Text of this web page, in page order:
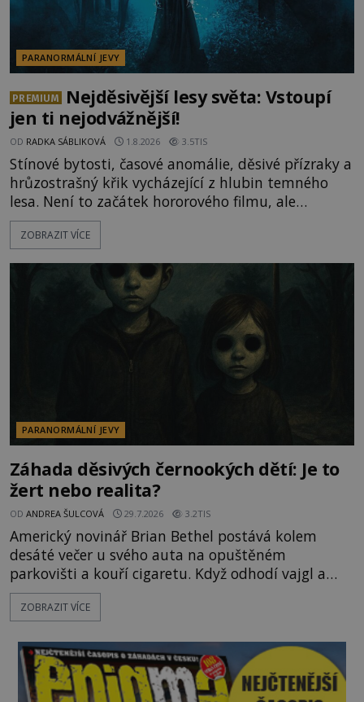
PARANORMÁLNÍ JEVY
PREMIUM
Nejděsivější lesy světa: Vstoupí
jen ti nejodvážnější!
OD RADKA SÁBLIKOVÁ 1.8.2026 3.5TIS
Stínové bytosti, časové anomálie, děsivé přízraky a
hrůzostrašný křik vycházející z hlubin temného
lesa. Není to začátek hororového filmu, ale
události, které popisují návštěvníci lesů, které jsou
označovány jako nejděsivější na světě. Lidé bydlící
vyhýbají! Už jste o těchto lesích slyšeli? A odvážili
byste se je navštívit? [gallery ids="17
ZOBRAZIT VÍCE
PARANORMÁLNÍ JEVY
Záhada děsivých černookých dětí: Je to
žert nebo realita?
OD ANDREA ŠULCOVÁ 29.7.2026 3.2TIS
Americký novinář Brian Bethel postává kolem
desáté večer u svého auta na opuštěném
parkovišti a kouří cigaretu. Když odhodí vajgl a
chystá se nastoupit do auta, přijdou k němu dva
mladí chlapci, kterým může být okolo 14 let.
pouhých několik minut od tohoto parkoviště,“
zeptá se suverénně jeden z nich. P
ZOBRAZIT VÍCE